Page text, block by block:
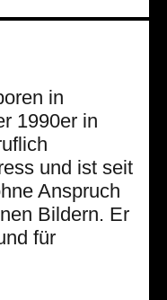
in
1990er in
und ist seit
Anspruch
Bildern. Er
für